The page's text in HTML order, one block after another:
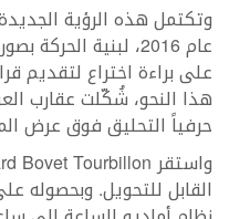
وتكتمل هذه الرؤية
عام 2016، لبنية
على براءة اختراع لتقديم
هذا النحو، شُكّلت عقارب
حرفياً التحليق فوق عرض